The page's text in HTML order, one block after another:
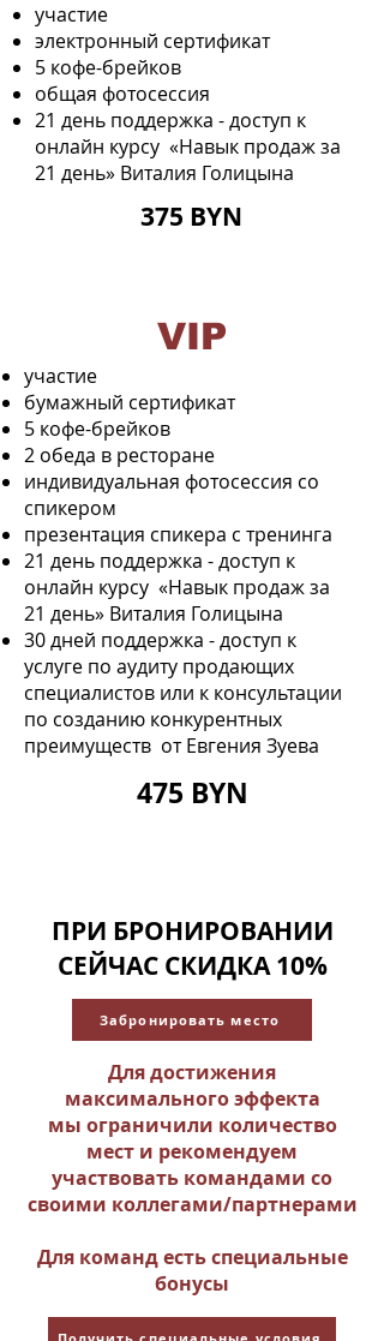
участие
электронный сертификат
5 кофе-брейков
общая фотосессия
21 день поддержка -доступ к
онлайн курсу «Навык продаж за
21 день» Виталия Голицына
375 BYN
VIP
участие
бумажный сертификат
5 кофе-брейков
2 обеда в ресторане
индивидуальная фотосессия со
спикером
презентация спикера с тренинга
21 день поддержка - доступ к
онлайн курсу «Навык продаж за
21 день» Виталия Голицына
30 дней поддержка - доступ к
услуге по аудиту продающих
специалистов или к консультации
по созданию конкурентных
преимуществ от Евгения Зуева
475 BYN
ПРИ БРОНИРОВАНИИ
СЕЙЧАС СКИДКА 10%
Забронировать место
Для достижения
максимального эффекта
мы ограничили количество
мест и рекомендуем
участвовать командами со
своими коллегами/партнерами
Для команд есть специальные
бонусы